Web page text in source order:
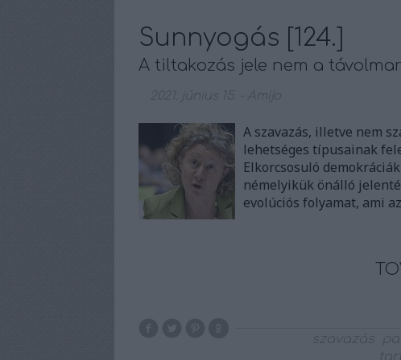
Sunnyogás [124.]
A tiltakozás jele nem a
2021. június 15. Amijo
A szavazás, illetve nem
lehetséges típusainak
Elkorcsosuló
némelyikük önálló
evolúciós folyamat, ami
szavazás